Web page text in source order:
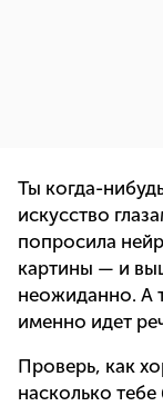
Ты когда-
искусство
попросила
картины — и
неожиданно. А
именно идет
Проверь, как
насколько тебе